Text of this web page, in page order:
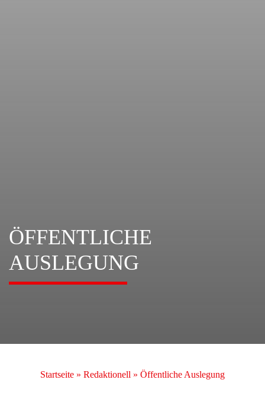
ÖFFENTLICHE
AUSLEGUNG
Startseite » Redaktionell » Öffentliche Auslegung